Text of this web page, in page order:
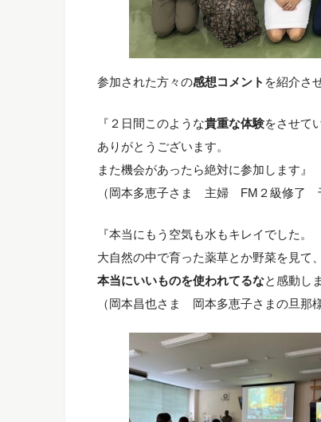
参加された方々の感想コメント を紹介さ
『２日間このような貴重な体験をさせて
ありがとうございます。
また機会があったら絶対に参加します』
（岡本多恵子さま 主婦 FM２級修了
『本当にもう空気も水もキレイでした。
大自然の中で育った薬草とか野菜を見て、
本当にいいものを使われてるなと感動し
（岡本昌也さま 岡本多恵子さまの旦那様